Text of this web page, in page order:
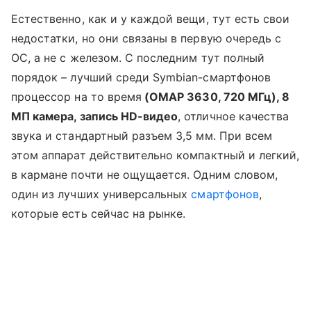
Естественно, как и у каждой вещи, тут есть свои
недостатки, но они связаны в первую очередь с
ОС, а не с железом. С последним тут полный
порядок – лучший среди Symbian-смартфонов
процессор на то время (OMAP 3630, 720 МГц), 8
МП камера, запись HD-видео, отличное качества
звука и стандартный разъем 3,5 мм. При всем
этом аппарат действительно компактный и легкий,
в кармане почти не ощущается. Одним словом,
один из лучших универсальныхсмартфонов,
которые есть сейчас на рынке.